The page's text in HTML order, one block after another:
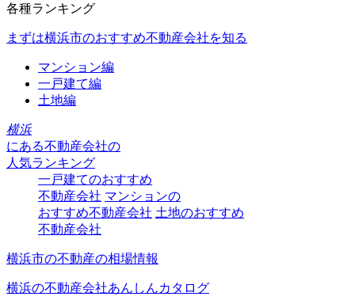
各種ランキング
まずは横浜市のおすすめ不動産会社を知る
マンション編
一戸建て編
土地編
横浜
にある不動産会社の
人気ランキング
一戸建てのおすすめ
不動産会社 マンションの
おすすめ不動産会社 土地のおすすめ
不動産会社
横浜市の不動産の相場情報
横浜の不動産会社あんしんカタログ